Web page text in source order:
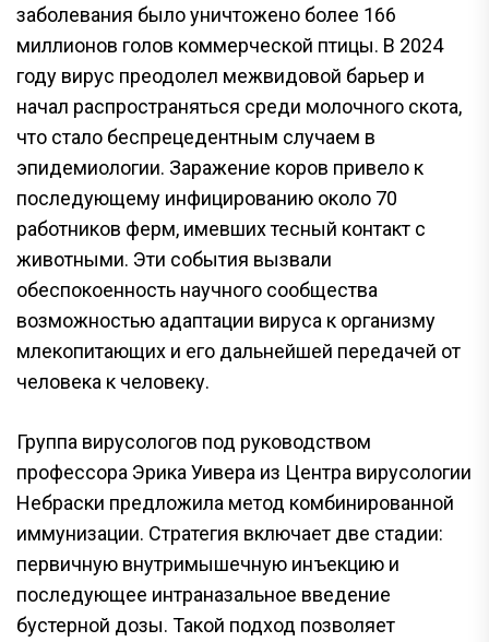
заболевания было уничтожено более 166
миллионов голов коммерческой птицы. В 2024
году вирус преодолел межвидовой барьер и
начал распространяться среди молочного скота,
что стало беспрецедентным случаем в
эпидемиологии. Заражение коров привело к
последующему инфицированию около 70
работников ферм, имевших тесный контакт с
животными. Эти события вызвали
обеспокоенность научного сообщества
возможностью адаптации вируса к организму
млекопитающих и его дальнейшей передачей от
человека к человеку.
Группа вирусологов под руководством
профессора Эрика Уивера из Центра вирусологии
Небраски предложила метод комбинированной
иммунизации. Стратегия включает две стадии:
первичную внутримышечную инъекцию и
последующее интраназальное введение
бустерной дозы. Такой подход позволяет